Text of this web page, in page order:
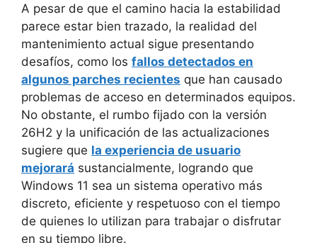
A pesar de que el camino hacia la estabilidad
parece estar bien trazado, la realidad del
mantenimiento actual sigue presentando
desafíos, como los fallos detectados en
algunos parches recientes que han causado
problemas de acceso en determinados equipos.
No obstante, el rumbo fijado con la versión
26H2 y la unificación de las actualizaciones
sugiere que la experiencia de usuario
mejorará sustancialmente, logrando que
Windows 11 sea un sistema operativo más
discreto, eficiente y respetuoso con el tiempo
de quienes lo utilizan para trabajar o disfrutar
en su tiempo libre.